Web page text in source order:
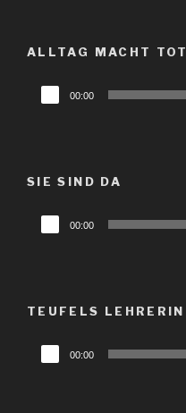
ALLTAG MACHT TOT
Audio-
Player
00:00
SIE SIND DA
Audio-
Player
00:00
TEUFELS LEHRERIN
Audio-
Player
00:00